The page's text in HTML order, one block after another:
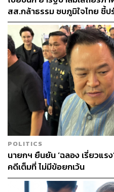
ภาพประกอบ: นิสากร ฤทธาภัย
TAGS: อนุทิน ชาญวีรกูล
ชัยเ
จุรินทร์ ลักษณวิศิษฏ์
พี
การเลือกนายกรัฐมนตรี
ประยุทธ์ จันทร์โอชา
น
สส.กล้าธรรม ซบภูมิใจไทย ชี้ป
ประเมิน โยนนายกฯ ตัดสินใจ
POLITICS
นายกฯ ยืนยัน ‘ฉลอง เรี่ยวแร
คดีเต็มที่ ไม่มีข้อยกเว้น